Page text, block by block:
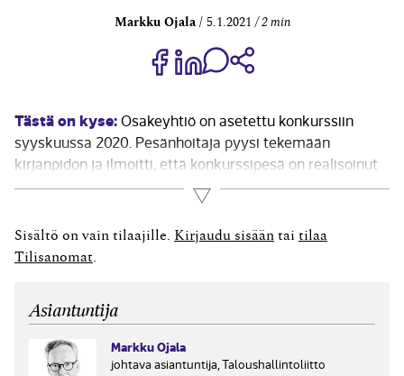
Markku Ojala 5.1.2021 2 min
Jaa Share on Facebook
Jaa Share on LinkedIn
Jaa WhatsApp-viestinä
Tästä on kyse:Osakeyhtiö on asetettu konkurssiin
syyskuussa 2020. Pesänhoitaja pyysi tekemään
kirjanpidon ja ilmoitti, että konkurssipesä on realisoinut
koko vaihto-omaisuuden hintaan 36 166 euroa (alv 0 %)
ja, että arvonlisävero 7 000 euroa pitäisi näin ilmoittaa
konkurssiin asettamiskuukauden
arvonlisäveroilmoituksella. Onko tämä oikea menettely...
Lue lisää
Sisältö on vain tilaajille. Kirjaudu sisään tai tilaa
Tilisanomat
Asiantuntija
Markku Ojala
johtava asiantuntija, Taloushallintoliitto